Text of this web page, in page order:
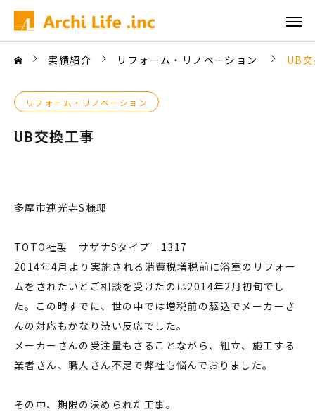
実績紹介 リフォーム・リノベーション UB
リフォーム・リノベーション
UB交換工事
多摩市連光寺S様邸
TOTO社製 サザナSタイプ 1317
2014年4月より実施される消費税増税前に浴室のリフォー
ムをされたいとご相談を受けたのは2014年2月初旬でし
た。この時すでに、世の中では増税前の駆込でメーカーさ
んの対応もかなり渋い反応でした。
メーカーさんの受注量もさることながら、組立、施工する
業者さん、職人さん不足で弊社も悩んでおりました。
その中、期限の決められた工事。